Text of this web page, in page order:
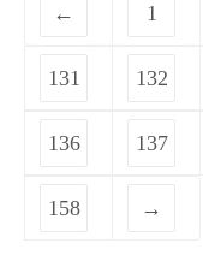
← 1
131 132
136 137
158 →